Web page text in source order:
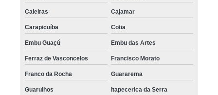
Caieiras Cajamar
Carapicuíba Cotia
Embu Guaçú Embu das Artes
Ferraz de Vasconcelos Francisco Morato
Franco da Rocha Guararema
Guarulhos Itapecerica da Serra